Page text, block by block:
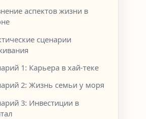
аспектов жизни в
сценарии
1: Карьера в хай-теке
2: Жизнь семьи у моря
3: Инвестиции в